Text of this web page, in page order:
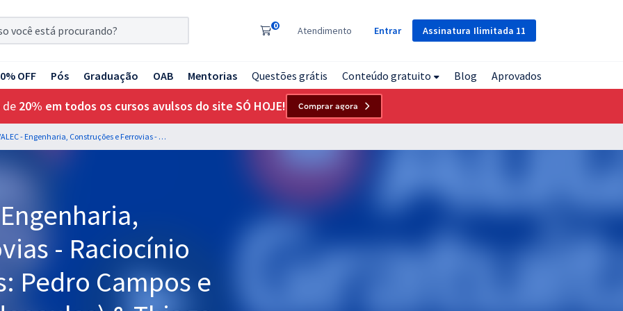
Assinatura Ilimitada 11
0 Atendimento Entrar
OFF Pós Graduação OAB Mentorias Questões grátis Conteúdo gratuito Blog Aprovados
de 20% em todos os cursos avulsos do site SÓ HOJE! Comprar agora
INFRA S.A / VALEC - Engenharia, Construções e Ferrovias - Raciocínio Lógico - Professores: Pedro Campos e Josimar Padilha (Videoaulas) & Thiago Cardoso (Aulas em PDF)
- Raciocínio
Pedro Campos e